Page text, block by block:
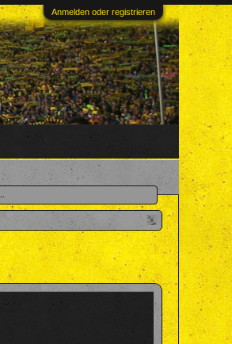
Anmelden oder registrieren